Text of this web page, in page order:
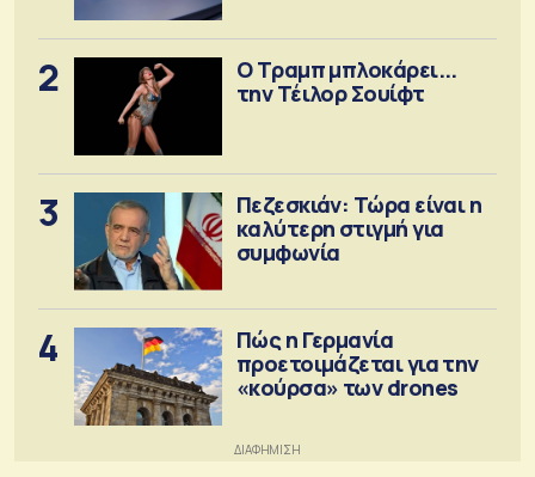
2
Ο Τραμπ μπλοκάρει...
την Τέιλορ Σουίφτ
3
Πεζεσκιάν: Τώρα είναι η
καλύτερη στιγμή για
συμφωνία
4
Πώς η Γερμανία
προετοιμάζεται για την
«κούρσα» των drones